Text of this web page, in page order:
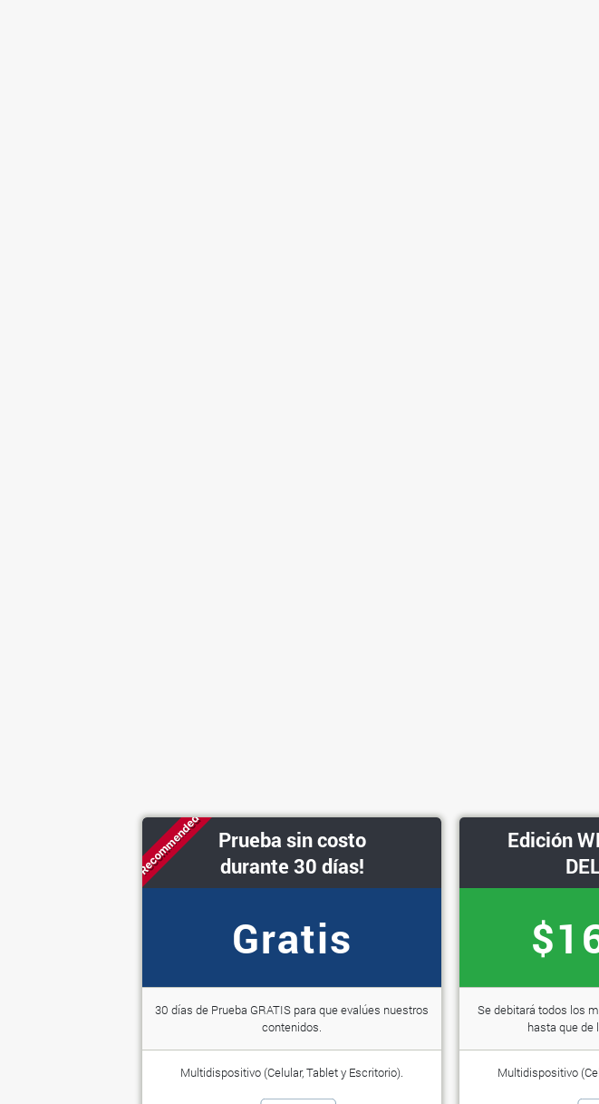
Recommended
Prueba sin costo
durante 30 días!
Gratis
30 días de Prueba GRATIS para que evalúes nuestros
contenidos.
Multidispositivo (Celular, Tablet y Escritorio).
Edición
Se debitará todos los
hasta que de
Multidispositivo